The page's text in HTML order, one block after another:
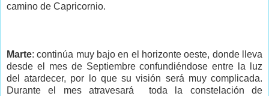
camino de Capricornio.
Marte: continúa muy bajo en el horizonte oeste, donde lleva
desde el mes de Septiembre confundiéndose entre la luz
del atardecer, por lo que su visión será muy complicada.
Durante el mes atravesará toda la constelación de